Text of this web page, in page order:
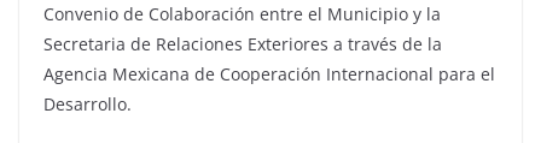
Convenio de Colaboración entre el Municipio y la
Secretaria de Relaciones Exteriores a través de la
Agencia Mexicana de Cooperación Internacional para el
Desarrollo.